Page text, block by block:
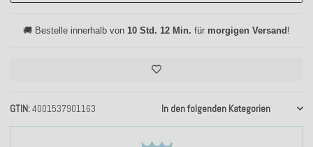
GTIN 4001537901163 In den folgenden Kategorien
🚚 Bestelle innerhalb von 10 Std. 12 Min. für morgigen Versand !